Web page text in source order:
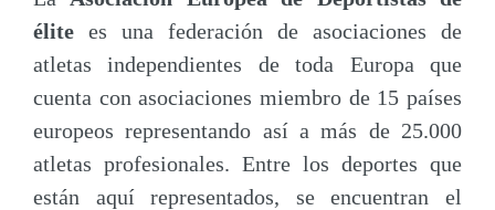
élite es una federación de asociaciones de
atletas independientes de toda Europa que
cuenta con asociaciones miembro de 15 países
europeos representando así a más de 25.000
atletas profesionales. Entre los deportes que
están aquí representados, se encuentran el